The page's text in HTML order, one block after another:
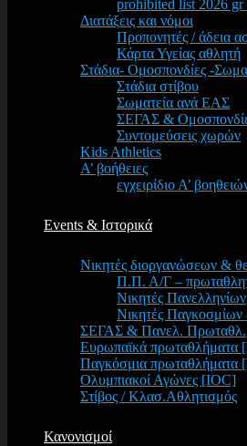
prohibited list 2026 gr
Διατάξεις και νόμοι
Προπονητές / άδεια
Κάρτα Υγείας αθλητή
Στάδια- Ομοσπονδίες -
Στάδια στίβου
Σωματεία ανά ΕΑΣ
ΣΕΓΑΣ &
Συντομεύσεις χωρών
Kids Athletics
Α’ βοήθειες
εγχειρίδιο Α’
Events & Ιστορικά
Νικητές διοργανώσεων &
Π.Π. Α/Γ –
Νικητές Πανελληνίων
Νικητές
ΣΕΓΑΣ & Πανελ. Πρωταθλ.
Ευρωπαϊκά πρωταθλήματα
Παγκόσμια
Ολυμπιακοί Αγώνες [IOC]
Στίβος / Κλασ.Αθλητισμός
Κανονισμοί